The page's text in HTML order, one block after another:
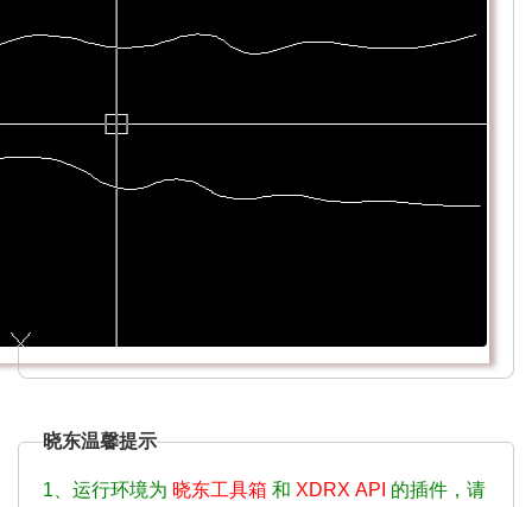
晓东温馨提示
1、运行环境为 晓东工具箱 和 XDRX API 的插件，请